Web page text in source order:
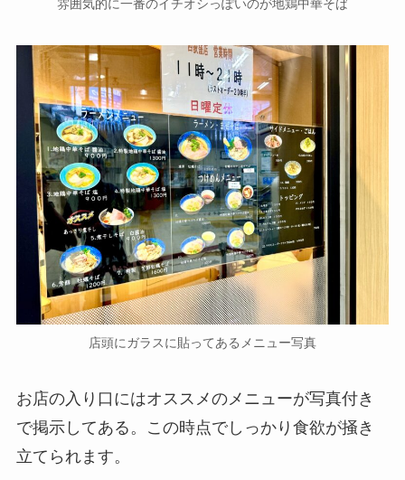
雰囲気的に一番のイチオシっぽいのが地鶏中華そば
店頭にガラスに貼ってあるメニュー写真
お店の入り口にはオススメのメニューが写真付き
で掲示してある。この時点でしっかり食欲が掻き
立てられます。